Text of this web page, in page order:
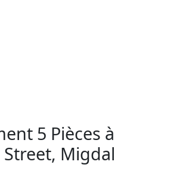
5 Pièces à
Migdal